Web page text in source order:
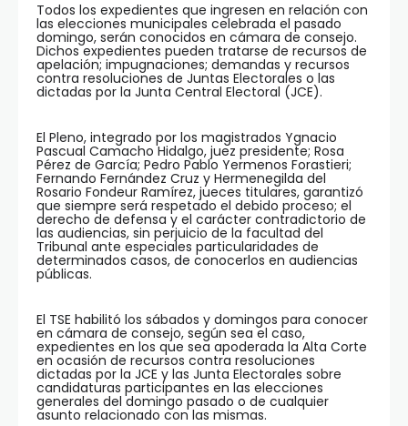
Todos los expedientes que ingresen en relación con
las elecciones municipales celebrada el pasado
domingo, serán conocidos en cámara de consejo.
Dichos expedientes pueden tratarse de recursos de
apelación; impugnaciones; demandas y recursos
contra resoluciones de Juntas Electorales o las
dictadas por la Junta Central Electoral (JCE).
El Pleno, integrado por los magistrados Ygnacio
Pascual Camacho Hidalgo, juez presidente; Rosa
Pérez de García; Pedro Pablo Yermenos Forastieri;
Fernando Fernández Cruz y Hermenegilda del
Rosario Fondeur Ramírez, jueces titulares, garantizó
que siempre será respetado el debido proceso; el
derecho de defensa y el carácter contradictorio de
las audiencias, sin perjuicio de la facultad del
Tribunal ante especiales particularidades de
determinados casos, de conocerlos en audiencias
públicas.
El TSE habilitó los sábados y domingos para conocer
en cámara de consejo, según sea el caso,
expedientes en los que sea apoderada la Alta Corte
en ocasión de recursos contra resoluciones
dictadas por la JCE y las Junta Electorales sobre
candidaturas participantes en las elecciones
generales del domingo pasado o de cualquier
asunto relacionado con las mismas.